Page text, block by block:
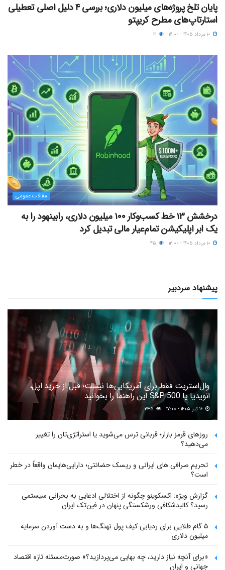
پایان تلخ پروژه‌های میلیون دلاری؛ بررسی ۴ دلیل اصلی تعطیلی
استارتاپ‌های مطرح کریپتو
مقالات عمومی
درخشش ۱۳ خط کسب‌وکار ۱۰۰ میلیون دلاری، رابینهود را به
یک ابر اپلیکیشن تمام‌عیار مالی تبدیل کرد
پیشنهاد سردبیر
وال‌استریت فقط برای آمریکایی‌ها نیست؛ قبل از خرید اپل،
انویدیا یا S&P 500 این راهنما را بخوانید
۲۳۵
روزهای قرمز بازار؛ قربانی ترس می‌شوید یا استراتژی‌تان را تغییر
می‌دهید؟
تحریم صرافی های ایرانی و ریسک حضانتی؛ دارایی‌هایمان واقعاً در خطر
است؟
گزارش ویژه: اکسکوینو چگونه از اختلالی ادعایی به بحرانی سیستمی
رسید؟ کالبدشکافی ورشکستگی پنهان در فین‌تک ایران
۵ گام طلایی برای ردیابی کیف پول‌ نهنگ‌ها و به دست آوردن سرمایه
میلیون دلاری
«برای آنچه نیاز دارید، چه بهایی می‌پردازید؟» صورت‌مسئله تازه اقتصاد
جهانی و ایران